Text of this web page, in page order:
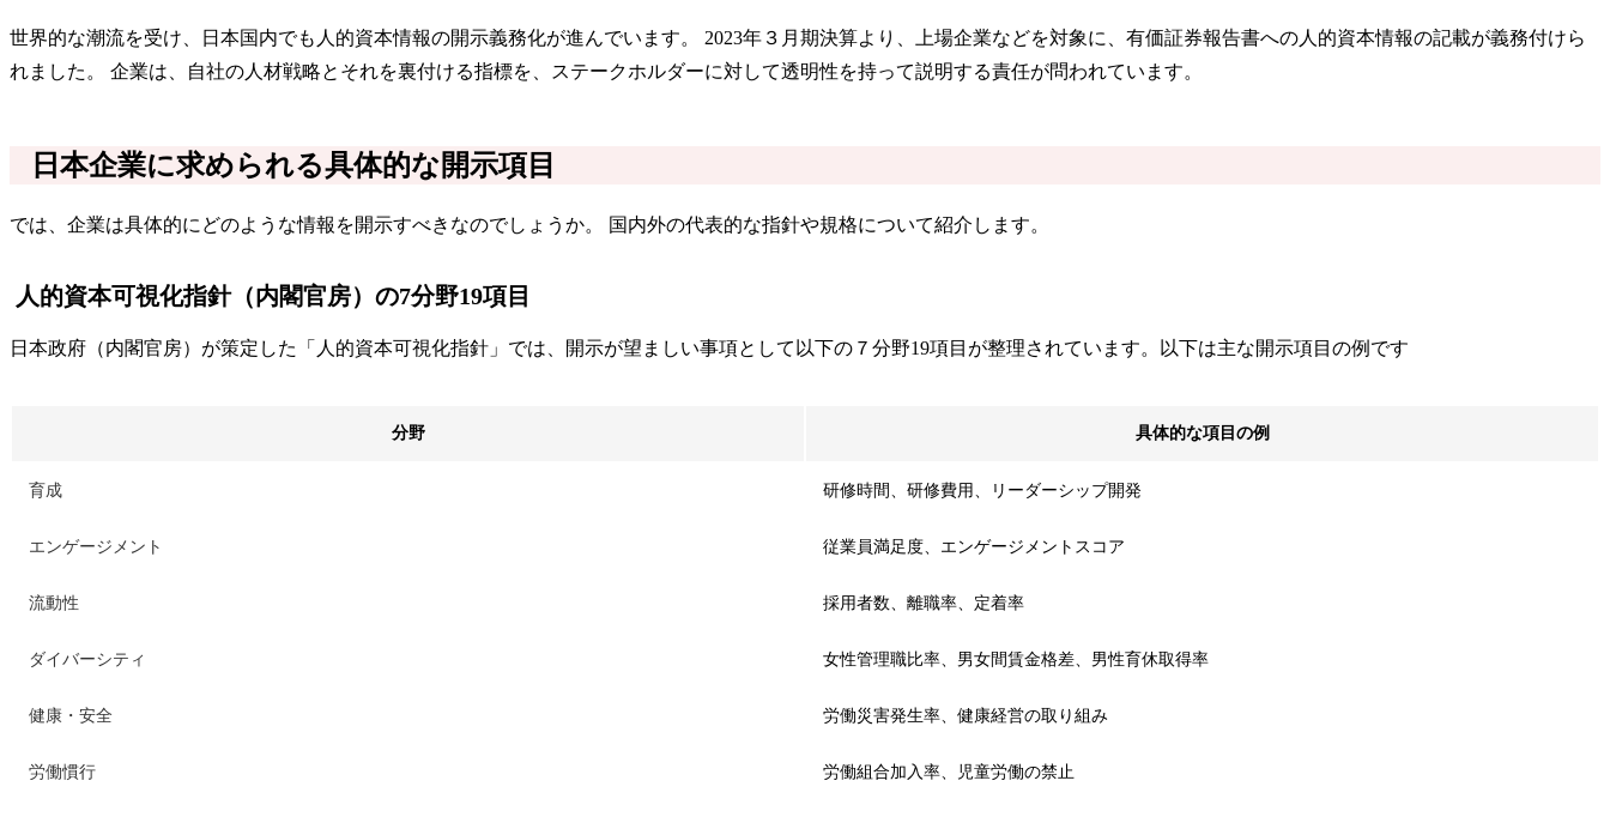
世界的な潮流を受け、日本国内でも人的資本情報の開示義務化が進んでいます。 2023年３月期決算より、上場企業などを対象に、有価証券報告書への人的資本情報の記載が義務付けら
れました。 企業は、自社の人材戦略とそれを裏付ける指標を、ステークホルダーに対して透明性を持って説明する責任が問われています。
日本企業に求められる具体的な開示項目
では、企業は具体的にどのような情報を開示すべきなのでしょうか。 国内外の代表的な指針や規格について紹介します。
人的資本可視化指針（内閣官房）の7分野19項目
日本政府（内閣官房）が策定した「人的資本可視化指針」では、開示が望ましい事項として以下の７分野19項目が整理されています。以下は主な開示項目の例です
分野 具体的な項目の例
育成 研修時間、研修費用、リーダーシップ開発
エンゲージメント 従業員満足度、エンゲージメントスコア
流動性 採用者数、離職率、定着率
ダイバーシティ 女性管理職比率、男女間賃金格差、男性育休取得率
健康・安全 労働災害発生率、健康経営の取り組み
労働慣行 労働組合加入率、児童労働の禁止